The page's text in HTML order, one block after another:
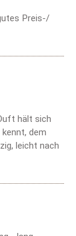
Preis-/
hält sich
dem
leicht nach